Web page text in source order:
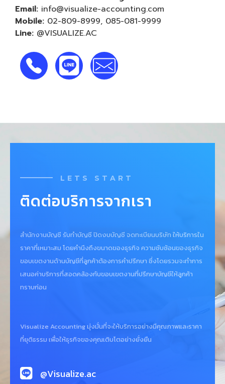
Email: info@visualize-accounting.com
Mobile: 02-809-8999, 085-081-9999
Line: @VISUALIZE.AC
LETS START
ติดต่อบริการจากเรา
สำนักงานบัญชี รับทำบัญชี ปิดงบบัญชี จดทะเบียนบริษัท ให้บริการใน
ราคาที่เหมาะสม โดยคำนึงถึงขนาดของธุรกิจ ความซับซ้อนของธุรกิจ
ขอบเขตงานด้านบัญชีที่ลูกค้าต้องการคำปรึกษา ซึ่งโดยรวมจะทำการ
เสนอค่าบริการที่สอดคล้องกับขอบเขตงานที่ปรึกษาบัญชีให้ลูกค้า
ทราบก่อน
Visualize Accounting มุ่งมั่นที่จะให้บริการอย่างมีคุณภาพและราคา
ที่ยุติธรรม เพื่อให้ธุรกิจของคุณเติบโตอย่างยั่งยืน
@Visualize.ac